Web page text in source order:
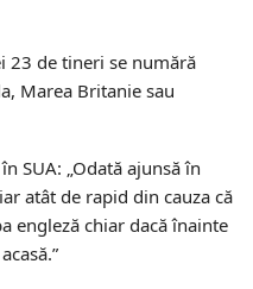
23 de tineri se numără
Marea Britanie sau
SUA: „Odată ajunsă în
atât de rapid din cauza că
engleză chiar dacă înainte